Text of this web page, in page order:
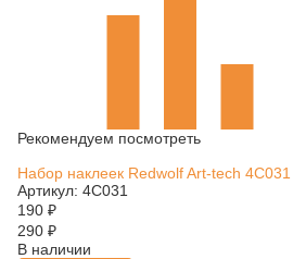
Рекомендуем посмотреть
Набор наклеек Redwolf Art-tech 4C031
Артикул: 4C031
190 ₽
290 ₽
В наличии